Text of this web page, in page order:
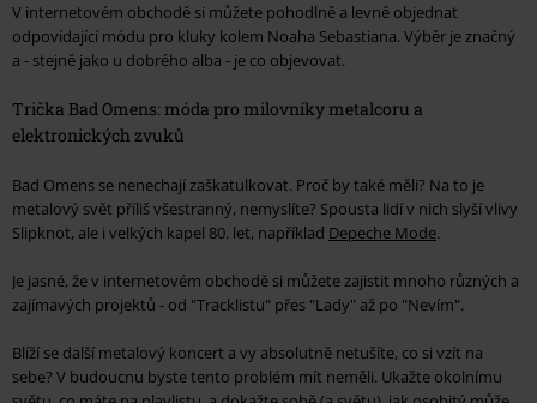
V internetovém obchodě si můžete pohodlně a levně objednat
odpovídající módu pro kluky kolem Noaha Sebastiana. Výběr je značný
a - stejně jako u dobrého alba - je co objevovat.
Trička Bad Omens: móda pro milovníky metalcoru a
elektronických zvuků
Bad Omens se nenechají zaškatulkovat. Proč by také měli? Na to je
metalový svět příliš všestranný, nemyslíte? Spousta lidí v nich slyší vlivy
Slipknot, ale i velkých kapel 80. let, například Depeche Mode.
Je jasné, že v internetovém obchodě si můžete zajistit mnoho různých a
zajímavých projektů - od "Tracklistu" přes "Lady" až po "Nevím".
Blíží se další metalový koncert a vy absolutně netušíte, co si vzít na
sebe? V budoucnu byste tento problém mít neměli. Ukažte okolnímu